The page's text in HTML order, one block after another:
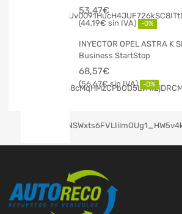
53,47€
44,19€ -0%
INYECTOR OPEL ASTRA K
Business StartStop
68,57€
56,67€ -0%